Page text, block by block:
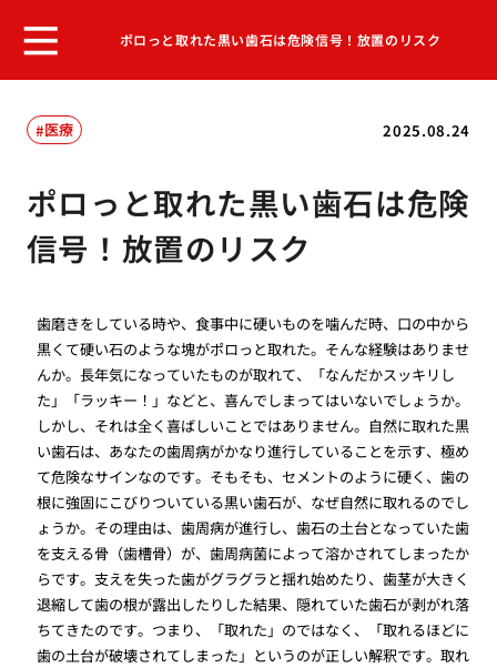
ポロっと取れた黒い歯石は危険信号！放置のリスク
2025.08.24
医療
ポロっと取れた黒い歯石は危険
信号！放置のリスク
歯磨きをしている時や、食事中に硬いものを噛んだ時、口の中から
黒くて硬い石のような塊がポロっと取れた。そんな経験はありませ
んか。長年気になっていたものが取れて、「なんだかスッキリし
た」「ラッキー！」などと、喜んでしまってはいないでしょうか。
しかし、それは全く喜ばしいことではありません。自然に取れた黒
い歯石は、あなたの歯周病がかなり進行していることを示す、極め
て危険なサインなのです。そもそも、セメントのように硬く、歯の
根に強固にこびりついている黒い歯石が、なぜ自然に取れるのでし
ょうか。その理由は、歯周病が進行し、歯石の土台となっていた歯
を支える骨（歯槽骨）が、歯周病菌によって溶かされてしまったか
らです。支えを失った歯がグラグラと揺れ始めたり、歯茎が大きく
退縮して歯の根が露出したりした結果、隠れていた歯石が剥がれ落
ちてきたのです。つまり、「取れた」のではなく、「取れるほどに
歯の土台が破壊されてしまった」というのが正しい解釈です。取れ